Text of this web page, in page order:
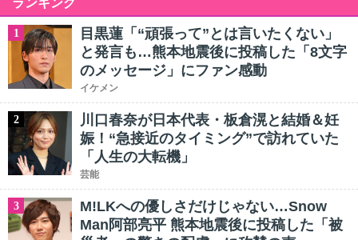
ランキング
1
目黒蓮「“頑張って”とは言いたくない」
と発言も…熊本地震後に投稿した「8文字
のメッセージ」にファン感動
イケメン
2
川口春奈が日本代表・板倉滉と結婚＆妊
娠！“急接近のタイミング”で訪れていた
「人生の大転機」
芸能
3
M!LKへの優しさだけじゃない…Snow
Man阿部亮平 熊本地震後に投稿した「被